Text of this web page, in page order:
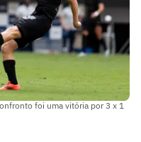
foi uma vitória por 3 x 1